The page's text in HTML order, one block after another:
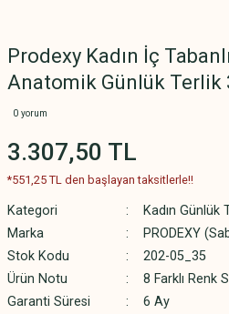
Prodexy Kadın İç
Anatomik Günlük Terlik
0 yorum
3.307,50 TL
*551,25 TL den başlayan taksitlerle!!
Kategori
Kadın Günlük
Marka
PRODEXY
Stok Kodu
202-05_35
Ürün Notu
8 Farklı Renk
Garanti Süresi
6 Ay